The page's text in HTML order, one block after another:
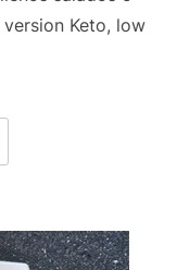
Keto, low